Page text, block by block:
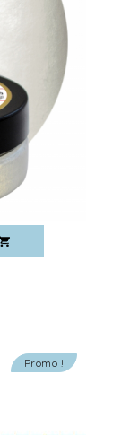
Promo !